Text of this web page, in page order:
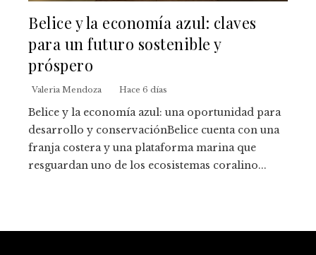
Belice y la economía azul: claves
para un futuro sostenible y
próspero
Valeria Mendoza Hace 6 días
Belice y la economía azul: una oportunidad para
desarrollo y conservaciónBelice cuenta con una
franja costera y una plataforma marina que
resguardan uno de los ecosistemas coralino...